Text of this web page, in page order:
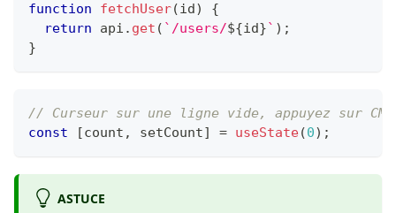
function
fetchUser(id)
{
return api . get ( ` /users/${id}` ) ;
}
// Curseur sur une ligne vide, appuyez sur
const
[count , setCount] = useState(0) ;
ASTUCE